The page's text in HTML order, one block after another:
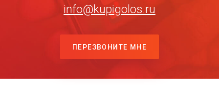
info@kupigolos.ru
ПЕРЕЗВОНИТЕ МНЕ